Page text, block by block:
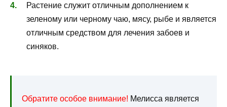
Растение служит отличным дополнением к
зеленому или черному чаю, мясу, рыбе и является
отличным средством для лечения забоев и
синяков.
Обратите особое внимание! Мелисса является